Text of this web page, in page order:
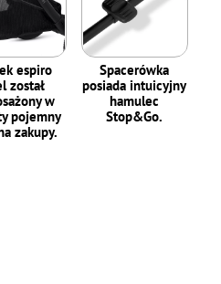
espiro
został
w
pojemny
zakupy.
Spacerówka
posiada intuicyjny
hamulec
Stop&Go.